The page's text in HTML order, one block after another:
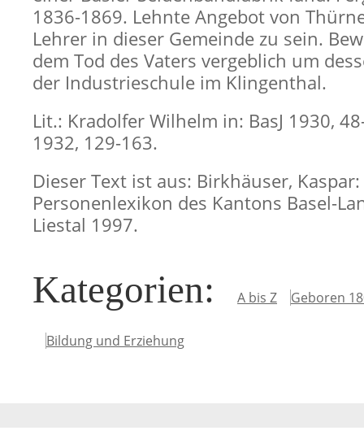
1836-1869. Lehnte Angebot von
Lehrer in dieser Gemeinde zu sein.
dem Tod des Vaters vergeblich um
der Industrieschule im Klingenthal.
Lit.: Kradolfer Wilhelm in: BasJ 1930,
1932, 129-163.
Dieser Text ist aus: Birkhäuser, Kaspar:
Personenlexikon des Kantons Basel-
Liestal 1997.
Kategorien: A bis Z Geboren
Bildung und Erziehung